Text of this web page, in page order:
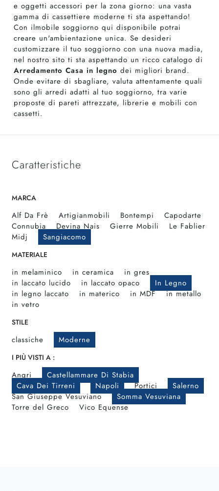
e oggetti accessori per la zona giorno: una vasta
gamma di cassettiere moderne ti sta aspettando!
Con ilmobile soggiorno qui disponibile potrai
creare un'ambientazione unica. Se desideri
customizzare il tuo soggiorno con una nuova madia,
nel nostro sito ti sta aspettando un ricco catalogo di
Arredamento Casa in legno dei migliori brand.
Onde evitare di sbagliare, valuta attentamente quali
sono gli arredi adatti al tuo soggiorno, tra varie
proposte di pareti attrezzate, librerie e mobili con
cassetti.
Caratteristiche
MARCA
Alf Da Frè Artigianmobili Bontempi
Capodarte
Connubia
Devina Nais Gierre Mobili
Le Fablier
Midj
Sangiacomo
MATERIALE
in melaminico in ceramica
in gres
in laccato lucido
in laccato opaco
In Legno
in legno laccato
in materico in MDF
in metallo
in vetro
STILE
classiche Moderne
I PIÙ VISTI A :
Angri
Castellammare Di Stabia
Cava Dei Tirreni
Napoli Portici
Salerno
San Giuseppe Vesuviano
Somma Vesuviana
Torre del Greco
Vico Equense